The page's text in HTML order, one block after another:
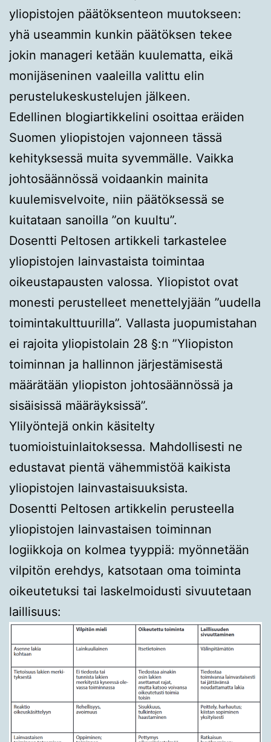
yliopistojen päätöksenteon muutokseen:
yhä useammin kunkin päätöksen tekee
jokin manageri ketään kuulematta, eikä
monijäseninen vaaleilla valittu elin
perustelukeskustelujen jälkeen.
Edellinen blogiartikkelini osoittaa eräiden
Suomen yliopistojen vajonneen tässä
kehityksessä muita syvemmälle. Vaikka
johtosäännössä voidaankin mainita
kuulemisvelvoite, niin päätöksessä se
kuitataan sanoilla ”on kuultu”.
Dosentti Peltosen artikkeli tarkastelee
yliopistojen lainvastaista toimintaa
oikeustapausten valossa. Yliopistot ovat
monesti perustelleet menettelyjään ”uudella
toimintakulttuurilla”. Vallasta juopumistahan
ei rajoita yliopistolain 28 §:n ”Yliopiston
toiminnan ja hallinnon järjestämisestä
määrätään yliopiston johtosäännössä ja
sisäisissä määräyksissä”.
Ylilyöntejä onkin käsitelty
tuomioistuinlaitoksessa. Mahdollisesti ne
edustavat pientä vähemmistöä kaikista
yliopistojen lainvastaisuuksista.
Dosentti Peltosen artikkelin perusteella
yliopistojen lainvastaisen toiminnan
logiikkoja on kolmea tyyppiä: myönnetään
vilpitön erehdys, katsotaan oma toiminta
oikeutetuksi tai laskelmoidusti sivuutetaan
laillisuus: